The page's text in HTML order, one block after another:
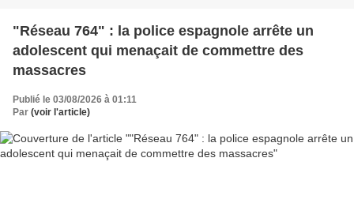
"Réseau 764" : la police espagnole arrête un
adolescent qui menaçait de commettre des
massacres
Publié le 03/08/2026 à 01:11
Par (voir l'article)